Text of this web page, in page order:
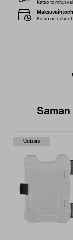
Katso
Katso ostoehdot
Uutuus